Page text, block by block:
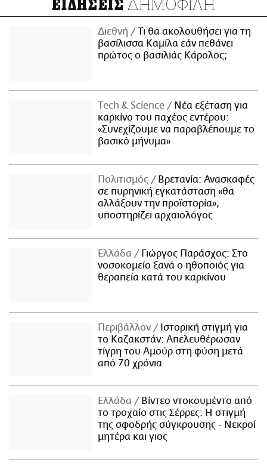
ΕΙΔΗΣΕΙΣ
Διεθνή
Τι θα ακολουθήσει για τη
βασίλισσα Καμίλα εάν πεθάνει
πρώτος ο βασιλιάς Κάρολος;
Τech & Science
Νέα εξέταση για
καρκίνο του παχέος εντέρου:
«Συνεχίζουμε να παραβλέπουμε το
βασικό μήνυμα»
Πολιτισμός
Βρετανία: Ανασκαφές
σε πυρηνική εγκατάσταση «θα
αλλάξουν την προϊστορία»,
υποστηρίζει αρχαιολόγος
Ελλάδα
Γιώργος Παράσχος: Στο
νοσοκομείο ξανά ο ηθοποιός για
θεραπεία κατά του καρκίνου
Περιβάλλον
Ιστορική στιγμή για
το Καζακστάν: Απελευθέρωσαν
τίγρη του Αμούρ στη φύση μετά
από 70 χρόνια
Ελλάδα
Βίντεο ντοκουμέντο από
το τροχαίο στις Σέρρες: Η στιγμή
της σφοδρής σύγκρουσης - Νεκροί
μητέρα και γιος